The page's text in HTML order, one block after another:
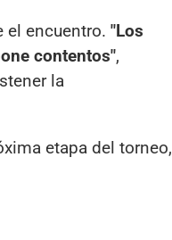
el encuentro. "Los
contentos",
la
etapa del torneo,